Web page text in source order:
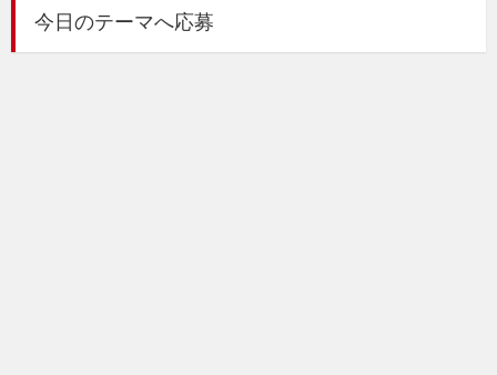
今日のテーマへ応募